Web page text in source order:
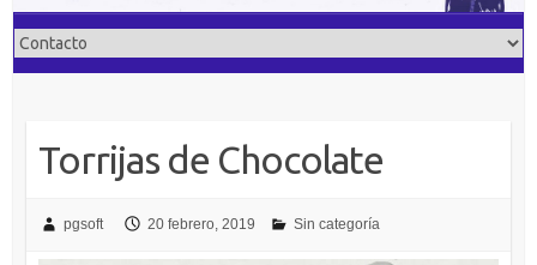
Torrijas de Chocolate
pgsoft 20 febrero, 2019 Sin categoría